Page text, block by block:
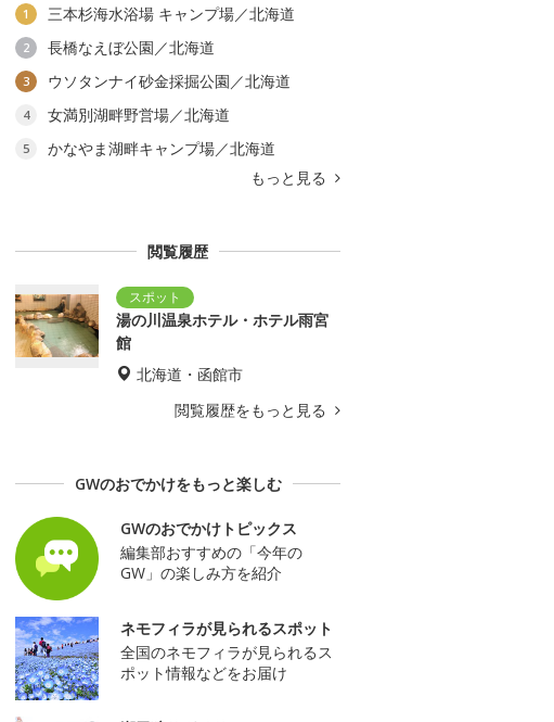
1 三本杉海水浴場 キャンプ場／北海道
2 長橋なえぼ公園／北海道
3 ウソタンナイ砂金採掘公園／北海道
4 女満別湖畔野営場／北海道
5
かなやま湖畔キャンプ場／北海道
もっと見る
閲覧履歴
湯の川温泉ホテル・ホテル雨宮
館
北海道・函館市
閲覧履歴をもっと見る
GWのおでかけをもっと楽しむ
GWのおでかけトピックス
編集部おすすめの「今年の
GW」の楽しみ方を紹介
ネモフィラが見られるスポット
全国のネモフィラが見られるス
ポット情報などをお届け